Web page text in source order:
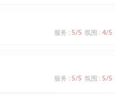
服务 : 5/5 氛围 : 4/5
服务 : 5/5 氛围 : 5/5